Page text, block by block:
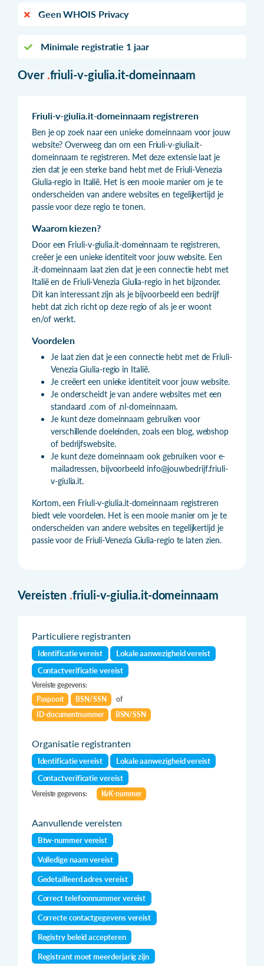
Geen WHOIS Privacy
Minimale registratie 1 jaar
Over .friuli-v-giulia.it-domeinnaam
Friuli-v-giulia.it-domeinnaam registreren
Ben je op zoek naar een unieke domeinnaam voor jouw
website? Overweeg dan om een Friuli-v-giulia.it-
domeinnaam te registreren. Met deze extensie laat je
zien dat je een sterke band hebt met de Friuli-Venezia
Giulia-regio in Italië. Het is een mooie manier om je te
onderscheiden van andere websites en tegelijkertijd je
passie voor deze regio te tonen.
Waarom kiezen?
Door een Friuli-v-giulia.it-domeinnaam te registreren,
creëer je een unieke identiteit voor jouw website. Een
.it-domeinnaam laat zien dat je een connectie hebt met
Italië en de Friuli-Venezia Giulia-regio in het bijzonder.
Dit kan interessant zijn als je bijvoorbeeld een bedrijf
hebt dat zich richt op deze regio of als je er woont
en/of werkt.
Voordelen
Je laat zien dat je een connectie hebt met de Friuli-
Venezia Giulia-regio in Italië.
Je creëert een unieke identiteit voor jouw website.
Je onderscheidt je van andere websites met een
standaard .com of .nl-domeinnaam.
Je kunt deze domeinnaam gebruiken voor
verschillende doeleinden, zoals een blog, webshop
of bedrijfswebsite.
Je kunt deze domeinnaam ook gebruiken voor e-
mailadressen, bijvoorbeeld info@jouwbedrijf.friuli-
v-giulia.it.
Kortom, een Friuli-v-giulia.it-domeinnaam registreren
biedt vele voordelen. Het is een mooie manier om je te
onderscheiden van andere websites en tegelijkertijd je
passie voor de Friuli-Venezia Giulia-regio te laten zien.
Vereisten .friuli-v-giulia.it-domeinnaam
Particuliere registranten
Identificatie vereist
Lokale aanwezigheid vereist
Contactverificatie vereist
Vereiste gegevens:
Paspoort
BSN/SSN
of
ID-documentnummer
BSN/SSN
Organisatie registranten
Identificatie vereist
Lokale aanwezigheid vereist
Contactverificatie vereist
Vereiste gegevens: KvK-nummer
Aanvullende vereisten
Btw-nummer vereist
Volledige naam vereist
Gedetailleerd adres vereist
Correct telefoonnummer vereist
Correcte contactgegevens vereist
Registry beleid accepteren
Registrant moet meerderjarig zijn